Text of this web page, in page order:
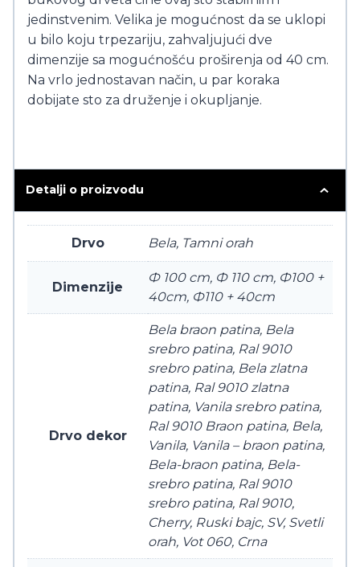
jedinstvenim. Velika je mogućnost da se uklopi
u bilo koju trpezariju, zahvaljujući dve
dimenzije sa mogućnošću proširenja od 40 cm.
Na vrlo jednostavan način, u par koraka
dobijate sto za druženje i okupljanje.
Detalji o proizvodu
Drvo Bela, Tamni orah
Dimenzije
Ф 100 cm, Ф 110 cm, Ф100 +
40cm, Ф110 + 40cm
Drvo dekor
Bela braon patina, Bela
srebro patina, Ral 9010
srebro patina, Bela zlatna
patina, Ral 9010 zlatna
patina, Vanila srebro patina,
Ral 9010 Braon patina, Bela,
Vanila, Vanila – braon patina,
Bela-braon patina, Bela-
srebro patina, Ral 9010
srebro patina, Ral 9010,
Cherry, Ruski bajc, SV, Svetli
orah, Vot 060, Crna